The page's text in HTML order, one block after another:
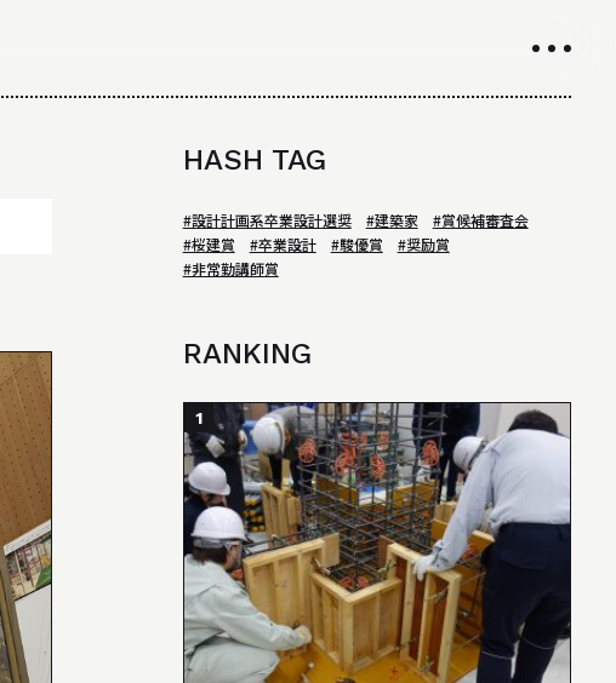
INTRODUCTION
学科の特徴について
授業や取り組み
教員について
研究室について
STUDIO WORKS
スタジオワークス
HASH TAG
#設計計画系卒業設計選奨 #建築家
#賞候補審査会
#桜建賞
#卒業設計 #駿優賞
#奨励賞
#非常勤講師賞
RANKING
1